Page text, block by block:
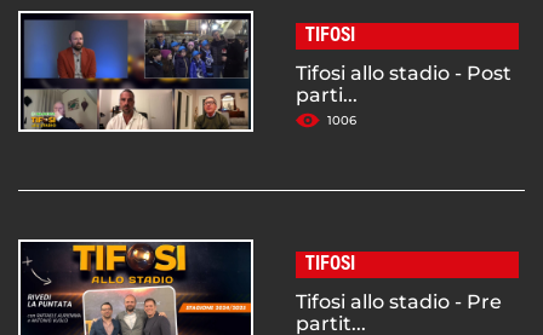
TIFOSI
Tifosi allo stadio - Post
parti...
1006
TIFOSI
Tifosi allo stadio - Pre
partit...